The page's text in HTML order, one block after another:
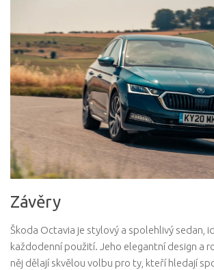
Závěry
Škoda Octavia je stylový a spolehlivý sedan,
každodenní použití. Jeho elegantní design a
něj dělají skvělou volbu pro ty, kteří hledají